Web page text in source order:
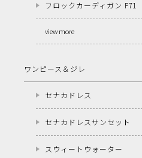
フロックカーディガン F71
view more
ワンピース＆ジレ
セナカドレス
セナカドレスサンセット
スウィートウォーター